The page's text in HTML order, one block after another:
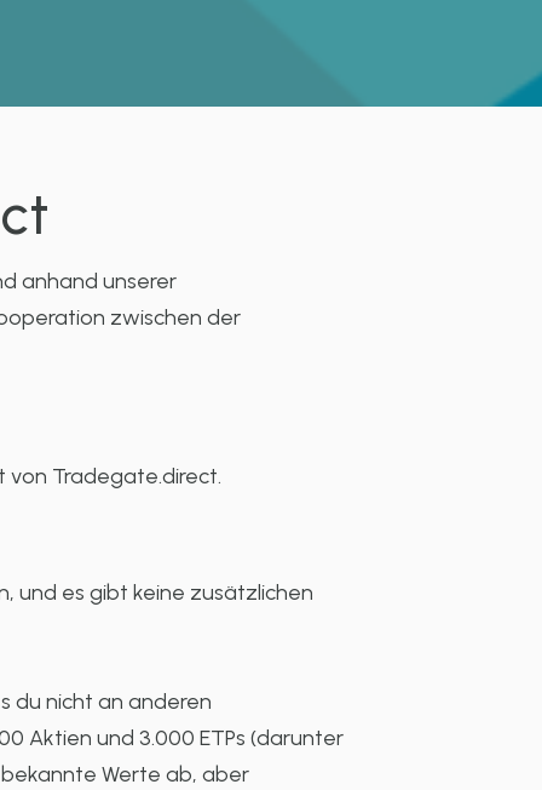
anhand unserer
zwischen der
von Tradegate.direct.
und es gibt keine zusätzlichen
du nicht an anderen
Aktien und 3.000 ETPs (darunter
bekannte Werte ab, aber